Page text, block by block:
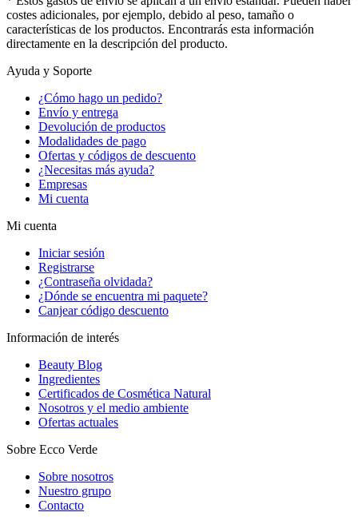
costes adicionales, por ejemplo, debido al peso, tamaño o
características de los productos. Encontrarás esta información
directamente en la descripción del producto.
Ayuda y Soporte
¿Cómo hago un pedido?
Envío y entrega
Devolución de productos
Modalidades de pago
Ofertas y códigos de descuento
¿Necesitas más ayuda?
Empresas
Mi cuenta
Mi cuenta
Iniciar sesión
Registrarse
¿Contraseña olvidada?
¿Dónde se encuentra mi paquete?
Canjear código descuento
Información de interés
Beauty Blog
Ingredientes
Certificados de Cosmética Natural
Nosotros y el medio ambiente
Ofertas actuales
Sobre Ecco Verde
Sobre nosotros
Nuestro grupo
Contacto